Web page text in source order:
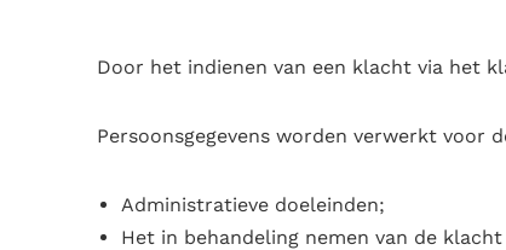
Door het indienen van een klacht via het
Persoonsgegevens worden verwerkt voor
Administratieve doeleinden;
Het in behandeling nemen van de klacht